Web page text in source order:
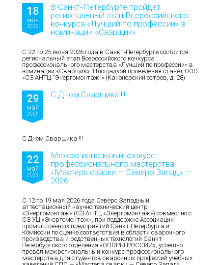
18
июн
2026
В Санкт‑Петербурге пройдёт
региональный этап Всероссийского
конкурса «Лучший по профессии» в
номинации «Сварщик»
С 22 по 25 июня 2026 года в Санкт‑Петербурге состоится
региональный этап Всероссийского конкурса
профессионального мастерства «Лучший по профессии» в
номинации «Сварщик». Площадкой проведения станет ООО
«СЗ АНТЦ “Энергомонтаж”» (Канонерский остров, д. 28).
29
май
2026
С Днем Сварщика !!!
С Днем Сварщика !!!
22
май
2026
Межрегиональный конкурс
профессионального мастерства
«Мастера сварки — Северо Запад» —
2026
С 12 по 19 мая 2026 года Северо Западный
аттестационный научно технический центр
«Энергомонтаж» (СЗ АНТЦ «Энергомонтаж») совместно с
СЗ УЦ «Энергомонтаж», при поддержке Ассоциации
промышленных предприятий Санкт Петербурга и
Комиссии по оценке соответствия в области сварочного
производства и родственных технологий Санкт
Петербургского отделения «ОПОРЫ РОССИИ», успешно
провёл межрегиональный конкурс профессионального
мастерства для студентов сварочных профессий учебных